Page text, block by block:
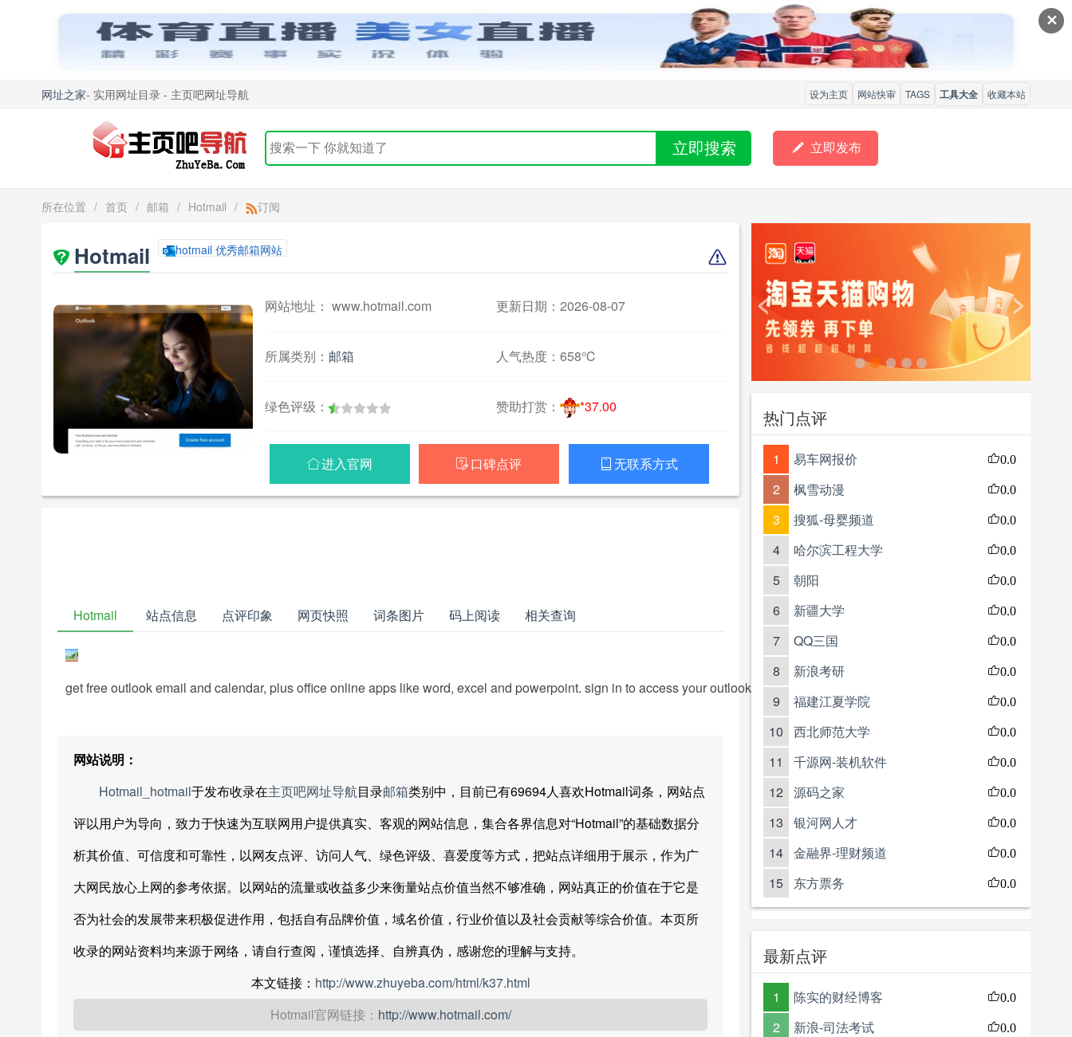
✕
网址之家- 实用网址目录 - 主页吧网址导航 设为主页 网站快审 TAGS 工具大全 收藏本站
立即搜索  立即发布
所在位置 / 首页 / 邮箱 / Hotmail / 订阅
Hotmail hotmail 优秀邮箱网站
网站地址： www.hotmail.com 更新日期：2026-08-07
所属类别： 邮箱 人气热度： 658℃
绿色评级： 赞助打赏： *37.00
进入官网  口碑点评  无联系方式
Hotmail 站点信息 点评印象 网页快照 词条图片 码上阅读 相关查询
get free outlook email and calendar, plus office online apps like word, excel and powerpoint. sign in to access your outlook, hotmail or live email account.。
网站说明：
Hotmail_hotmail于发布收录在主页吧网址导航目录邮箱类别中，目前已有69694人喜欢Hotmail词条，网站点
评以用户为导向，致力于快速为互联网用户提供真实、客观的网站信息，集合各界信息对“Hotmail”的基础数据分
析其价值、可信度和可靠性，以网友点评、访问人气、绿色评级、喜爱度等方式，把站点详细用于展示，作为广
大网民放心上网的参考依据。以网站的流量或收益多少来衡量站点价值当然不够准确，网站真正的价值在于它是
否为社会的发展带来积极促进作用，包括自有品牌价值，域名价值，行业价值以及社会贡献等综合价值。本页所
收录的网站资料均来源于网络，请自行查阅，谨慎选择、自辨真伪，感谢您的理解与支持。
本文链接： http://www.zhuyeba.com/html/k37.html
Hotmail官网链接： http://www.hotmail.com/
< >
热门点评
1 易车网报价 0.0
2 枫雪动漫 0.0
3 搜狐-母婴频道 0.0
4 哈尔滨工程大学 0.0
5 朝阳 0.0
6 新疆大学 0.0
7 QQ三国 0.0
8 新浪考研 0.0
9 福建江夏学院 0.0
10 西北师范大学 0.0
11 千源网-装机软件 0.0
12 源码之家 0.0
13 银河网人才 0.0
14 金融界-理财频道 0.0
15 东方票务 0.0
最新点评
1 陈实的财经博客 0.0
2 新浪-司法考试 0.0